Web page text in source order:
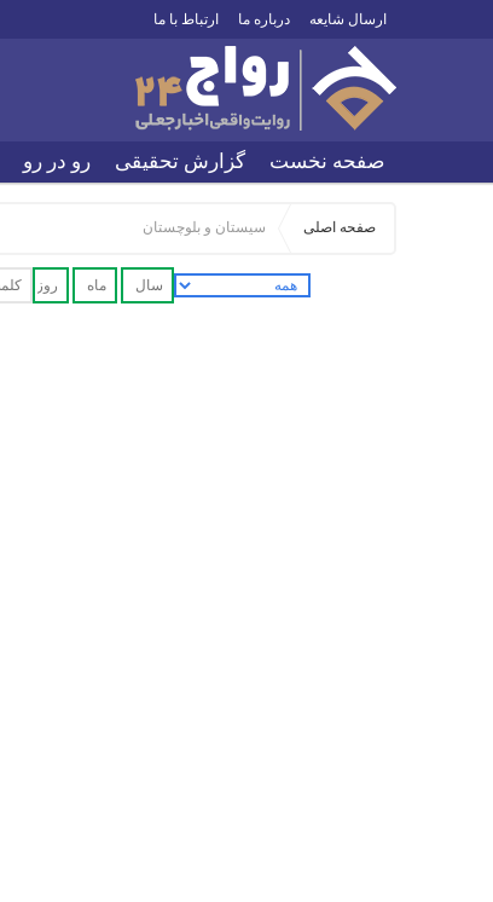
ارسال شایعه درباره ما ارتباط با ما
صفحه نخست گزارش تحقیقی رو در رو
صفحه اصلی سیستان و بلوچستان